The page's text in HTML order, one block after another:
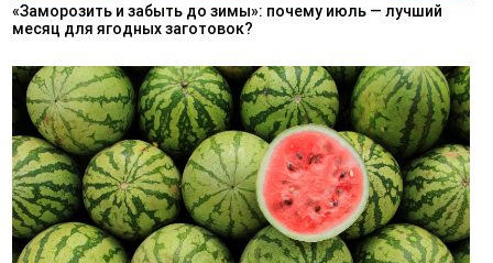
«Заморозить и забыть до зимы»: почему июль — лучший
месяц для ягодных заготовок?